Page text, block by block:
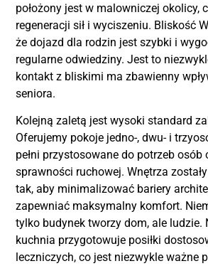
położony jest w malowniczej okolicy,
regeneracji sił i wyciszeniu. Bliskość
że dojazd dla rodzin jest szybki i
regularne odwiedziny. Jest to
kontakt z bliskimi ma zbawienny
seniora.
Kolejną zaletą jest wysoki standard
Oferujemy pokoje jedno-, dwu- i
pełni przystosowane do potrzeb osób
sprawności ruchowej. Wnętrza
tak, aby minimalizować bariery
zapewniać maksymalny komfort.
tylko budynek tworzy dom, ale ludzie.
kuchnia przygotowuje posiłki
leczniczych, co jest niezwykle ważne